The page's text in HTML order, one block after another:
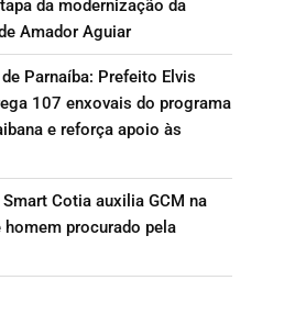
da modernização da
Amador Aguiar
Parnaíba: Prefeito Elvis
107 enxovais do programa
e reforça apoio às
Cotia auxilia GCM na
homem procurado pela